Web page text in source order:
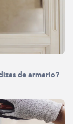
de armario?